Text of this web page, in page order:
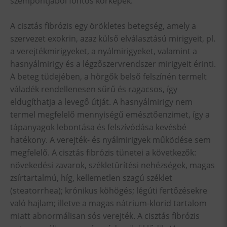
A cisztás fibrózis egy örökletes betegség, amely a
szervezet exokrin, azaz külső elválasztású mirigyeit, pl.
a verejtékmirigyeket, a nyálmirigyeket, valamint a
hasnyálmirigy és a légzőszervrendszer mirigyeit érinti.
A beteg tüdejében, a hörgők belső felszínén termelt
váladék rendellenesen sűrű és ragacsos, így
eldugíthatja a levegő útját. A hasnyálmirigy nem
termel megfelelő mennyiségű emésztőenzimet, így a
tápanyagok lebontása és felszívódása kevésbé
hatékony. A verejték- és nyálmirigyek működése sem
megfelelő. A cisztás fibrózis tünetei a következők:
növekedési zavarok, székletürítési nehézségek, magas
zsírtartalmú, híg, kellemetlen szagú széklet
(steatorrhea); krónikus köhögés; légúti fertőzésekre
való hajlam; illetve a magas nátrium-klorid tartalom
miatt abnormálisan sós verejték. A cisztás fibrózis